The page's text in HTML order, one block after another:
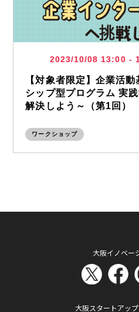
2023/10/08 13:00 -
【対象者限定】企業活
シップ型プログラム 実
解決しよう～（第1回）
ワークショップ
大阪イノベー
大阪スタートアッ